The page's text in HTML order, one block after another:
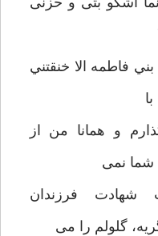
فاطمه الا خنقتني
و همانا من از
شما نمی
شهادت فرزندان
گلولم را می